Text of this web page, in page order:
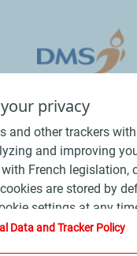
Générales de Vente
privacy
and other trackers
and improving
French legislation,
are stored by
settings at any
button. By
Data and Tracker Policy